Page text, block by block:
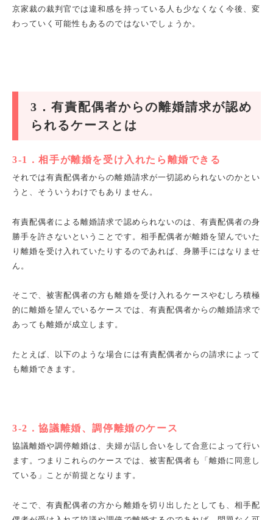
京家裁の裁判官では違和感を持っている人も少なくなく今後、変
わっていく可能性もあるのではないでしょうか。
3 ．有責配偶者からの離婚請求が認め
られるケースとは
3-1 ．相手が離婚を受け入れたら離婚できる
それでは有責配偶者からの離婚請求が一切認められないのかとい
うと、そういうわけでもありません。
有責配偶者による離婚請求で認められないのは、有責配偶者の身
勝手を許さないということです。相手配偶者が離婚を望んでいた
り離婚を受け入れていたりするのであれば、身勝手にはなりませ
ん。
そこで、被害配偶者の方も離婚を受け入れるケースやむしろ積極
的に離婚を望んでいるケースでは、有責配偶者からの離婚請求で
あっても離婚が成立します。
たとえば、以下のような場合には有責配偶者からの請求によって
も離婚できます。
3-2 ．協議離婚、調停離婚のケース
協議離婚や調停離婚は、夫婦が話し合いをして合意によって行い
ます。つまりこれらのケースでは、被害配偶者も「離婚に同意し
ている」ことが前提となります。
そこで、有責配偶者の方から離婚を切り出したとしても、相手配